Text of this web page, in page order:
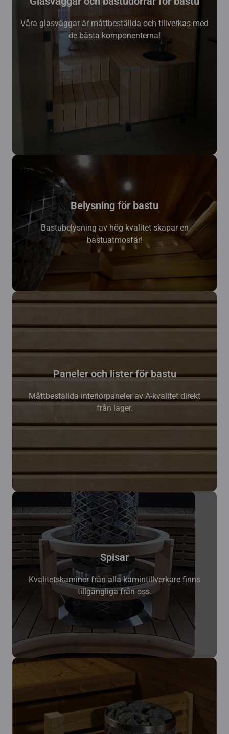
Våra glasväggar är måttbeställda och tillverkas med
de bästa komponenterna!
Belysning för bastu
Bastubelysning av hög kvalitet skapar en
bastuatmosfär!
Paneler och lister för bastu
Måttbeställda interiörpaneler av A-kvalitet direkt
från lager.
Spisar
Kvalitetskaminer från alla kamintillverkare finns
tillgängliga från oss.